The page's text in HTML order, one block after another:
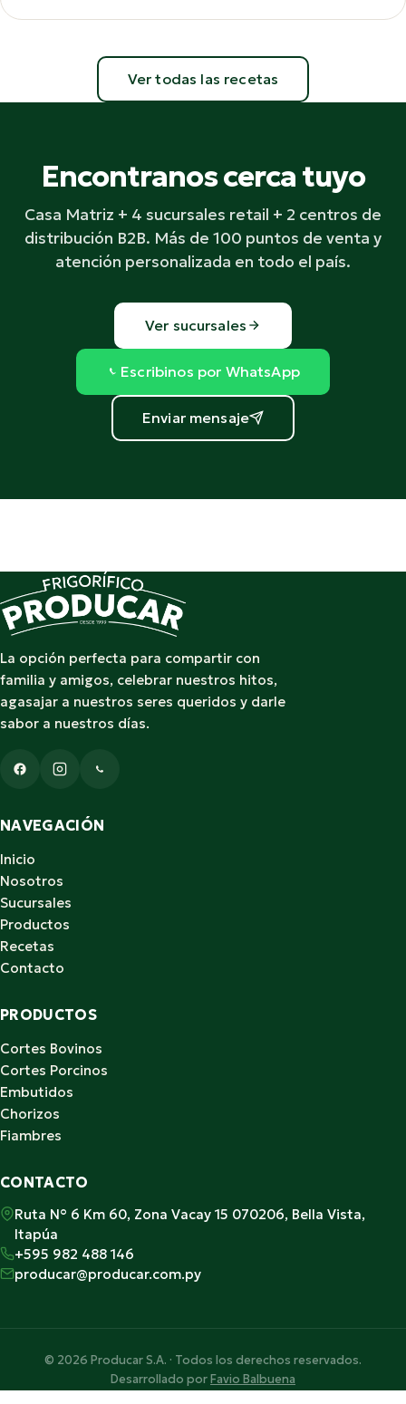
Ver todas las recetas
Encontranos cerca tuyo
Casa Matriz + 4 sucursales retail + 2 centros de
distribución B2B. Más de 100 puntos de venta y
atención personalizada en todo el país.
Ver sucursales
Escribinos por WhatsApp
Enviar mensaje
La opción perfecta para compartir con
familia y amigos, celebrar nuestros hitos,
agasajar a nuestros seres queridos y darle
sabor a nuestros días.
NAVEGACIÓN
Inicio
Nosotros
Sucursales
Productos
Recetas
Contacto
PRODUCTOS
Cortes Bovinos
Cortes Porcinos
Embutidos
Chorizos
Fiambres
CONTACTO
Ruta N° 6 Km 60, Zona Vacay 15 070206, Bella Vista,
Itapúa
+595 982 488 146
producar@producar.com.py
© 2026 Producar S.A. · Todos los derechos reservados.
Desarrollado porFavio Balbuena